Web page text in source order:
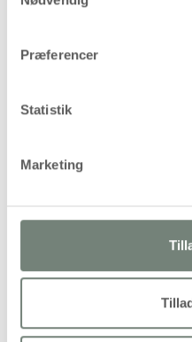
Præferencer
Statistik
Marketing
Handelsbetingelser
Alternativer